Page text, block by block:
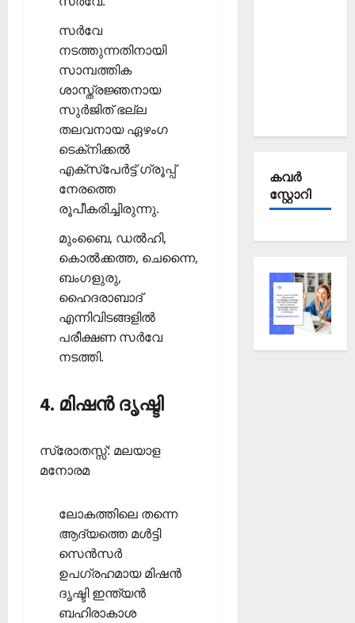
സര്‍വേ
നടത്തുന്നതിനായി
സാമ്പത്തിക
ശാസ്ത്രജ്ഞനായ
സുര്‍ജിത് ഭല്ല
തലവനായ ഏഴംഗ
ടെക്‌നിക്കല്‍
എക്‌സ്‌പേര്‍ട്ട് ഗ്രൂപ്പ്
നേരത്തെ
രൂപീകരിച്ചിരുന്നു.
മുംബൈ, ഡല്‍ഹി,
കൊല്‍ക്കത്ത, ചെന്നൈ,
ബംഗളുരു,
ഹൈദരാബാദ്
എന്നിവിടങ്ങളില്‍
പരീക്ഷണ സര്‍വേ
നടത്തി.
4. മിഷൻ ദൃഷ്ടി
സ്രോതസ്സ്: മലയാള
മനോരമ
ലോകത്തിലെ തന്നെ
ആദ്യത്തെ മൾട്ടി
സെൻസർ
ഉപഗ്രഹമായ മിഷൻ
ദൃഷ്ടി ഇന്ത്യൻ
ബഹിരാകാശ
കവര്‍
സ്റ്റോറി